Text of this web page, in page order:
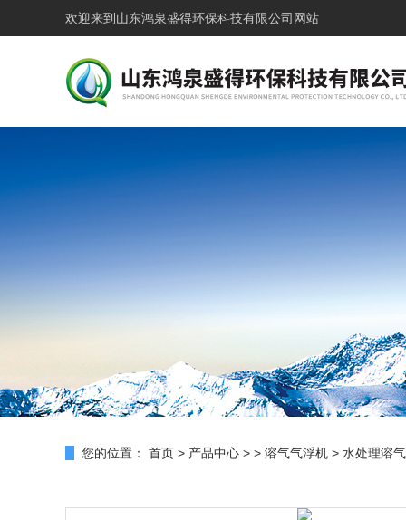
欢迎来到 山东鸿泉盛得环保科技有限公司网站
您的位置： 首页 > 产品中心 > > 溶气气浮机 > 水处理溶